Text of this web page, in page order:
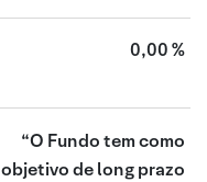
0,00 %
“O Fundo tem como
objetivo de long prazo